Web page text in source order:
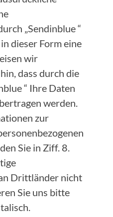
„Sendinblue “
dieser Form eine
wir
dass durch die
“ Ihre Daten
werden.
zur
Sie in Ziff. 8.
Drittländer nicht
Sie uns bitte